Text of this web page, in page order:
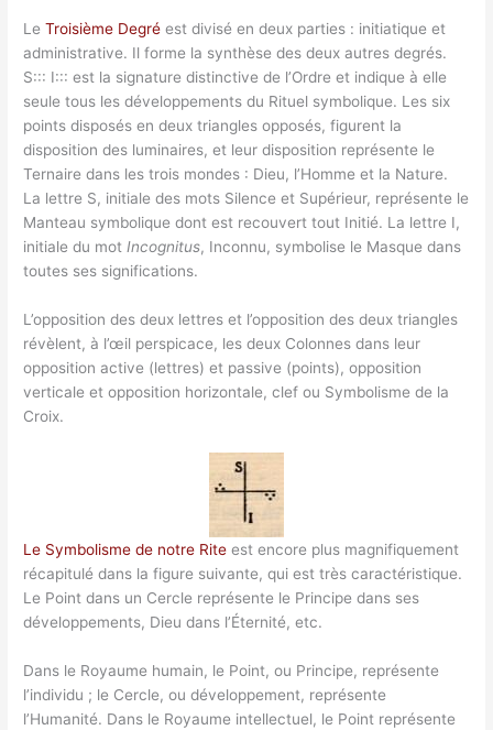
LeTroisième Degré est divisé en deux parties : initiatique et
administrative. Il forme la synthèse des deux autres degrés.
S::: I::: est la signature distinctive de l’Ordre et indique à elle
seule tous les développements du Rituel symbolique. Les six
points disposés en deux triangles opposés, figurent la
disposition des luminaires, et leur disposition représente le
Ternaire dans les trois mondes : Dieu, l’Homme et la Nature.
La lettre S, initiale des mots Silence et Supérieur, représente le
Manteau symbolique dont est recouvert tout Initié. La lettre I,
initiale du motIncognitus, Inconnu, symbolise le Masque dans
toutes ses significations.
L’opposition des deux lettres et l’opposition des deux triangles
révèlent, à l’œil perspicace, les deux Colonnes dans leur
opposition active (lettres) et passive (points), opposition
verticale et opposition horizontale, clef ou Symbolisme de la
Croix.
Le Symbolisme de notre Rite est encore plus magnifiquement
récapitulé dans la figure suivante, qui est très caractéristique.
Le Point dans un Cercle représente le Principe dans ses
développements, Dieu dans l’Éternité, etc.
Dans le Royaume humain, le Point, ou Principe, représente
l’individu ; le Cercle, ou développement, représente
l’Humanité. Dans le Royaume intellectuel, le Point représente